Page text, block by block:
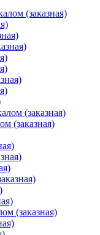
(заказная)
(заказная)
(заказная)
(заказная)